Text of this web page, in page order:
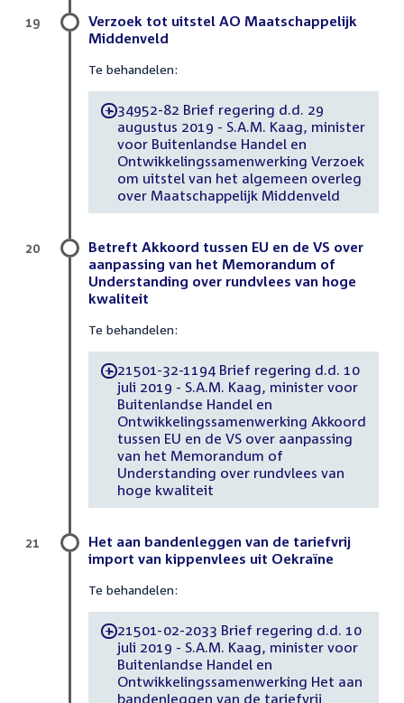
Verzoek tot uitstel AO Maatschappelijk
Middenveld
Te behandelen:
-34952-82 Brief regering d.d. 29
augustus 2019 - S.A.M. Kaag, minister
voor Buitenlandse Handel en
Ontwikkelingssamenwerking Verzoek
om uitstel van het algemeen overleg
over Maatschappelijk Middenveld
19
Betreft Akkoord tussen EU en de VS over
aanpassing van het Memorandum of
Understanding over rundvlees van hoge
kwaliteit
Te behandelen:
-21501-32-1194 Brief regering d.d. 10
juli 2019 - S.A.M. Kaag, minister voor
Buitenlandse Handel en
Ontwikkelingssamenwerking Akkoord
tussen EU en de VS over aanpassing
van het Memorandum of
Understanding over rundvlees van
hoge kwaliteit
20
Het aan bandenleggen van de tariefvrij
import van kippenvlees uit Oekraïne
Te behandelen:
-21501-02-2033 Brief regering d.d. 10
juli 2019 - S.A.M. Kaag, minister voor
Buitenlandse Handel en
Ontwikkelingssamenwerking Het aan
bandenleggen van de tariefvrij
21